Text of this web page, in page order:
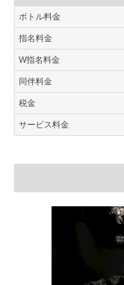
ボトル料金
指名料金
W指名料金
同伴料金
税金
サービス料金